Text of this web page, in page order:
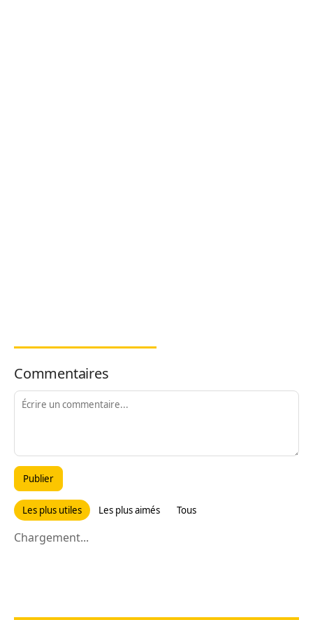
Commentaires
Publier
Les plus utiles Les plus aimés Tous
Chargement...